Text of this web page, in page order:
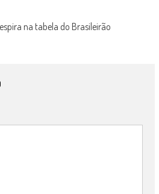
na tabela do Brasileirão